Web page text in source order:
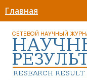
Главная